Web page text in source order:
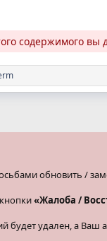
содержимого вы
обновить /
«Жалоба /
удален, а Ваш